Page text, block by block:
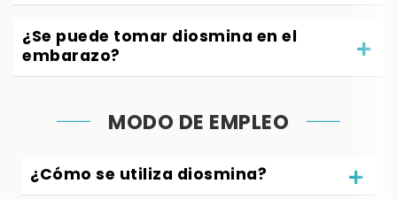
¿Se puede tomar diosmina en el
embarazo?
MODO DE EMPLEO
¿Cómo se utiliza diosmina?